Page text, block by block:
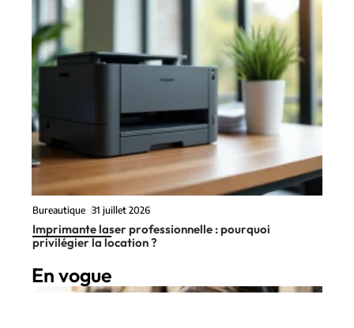
Bureautique 31 juillet 2026
Imprimante laser professionnelle : pourquoi
privilégier la location ?
En vogue